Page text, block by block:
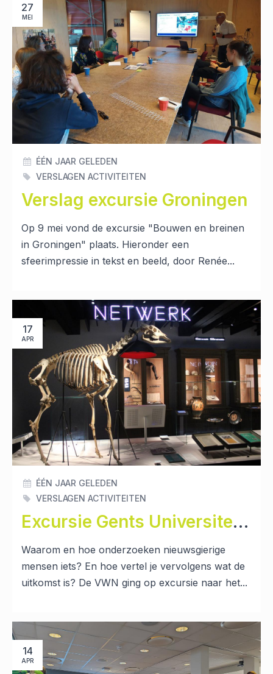
27
MEI
Verslag excursie Groningen
ÉÉN JAAR GELEDEN
VERSLAGEN ACTIVITEITEN
Op 9 mei vond de excursie "Bouwen en breinen
in Groningen" plaats. Hieronder een
sfeerimpressie in tekst en beeld, door Renée...
17
APR
Excursie Gents Universiteitsmuseum (GUM); een wandeling langs waarheid, discussie en een biertje
ÉÉN JAAR GELEDEN
VERSLAGEN ACTIVITEITEN
Waarom en hoe onderzoeken nieuwsgierige
mensen iets? En hoe vertel je vervolgens wat de
uitkomst is? De VWN ging op excursie naar het...
14
APR